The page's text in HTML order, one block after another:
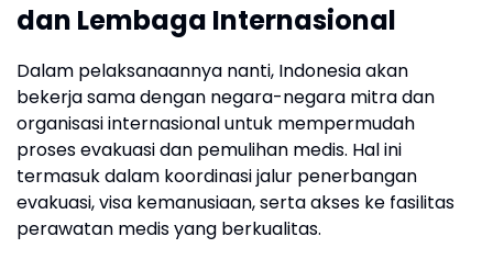
dan Lembaga Internasional
Dalam pelaksanaannya nanti, Indonesia akan
bekerja sama dengan negara-negara mitra dan
organisasi internasional untuk mempermudah
proses evakuasi dan pemulihan medis. Hal ini
termasuk dalam koordinasi jalur penerbangan
evakuasi, visa kemanusiaan, serta akses ke fasilitas
perawatan medis yang berkualitas.